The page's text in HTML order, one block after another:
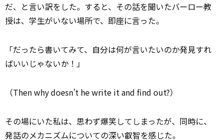
だ、と言い訳をした。すると、その話を聞いたバーロー教
授は、学生がいない場所で、即座に言った。
「だったら書いてみて、自分は何が言いたいのか発見すれ
ばいいじゃないか！」
（Then why doesn’t he write it and find out?）
その場にいた私は、思わず爆笑してしまったが、同時に、
発話のメカニズムについての深い叡智を感じた。